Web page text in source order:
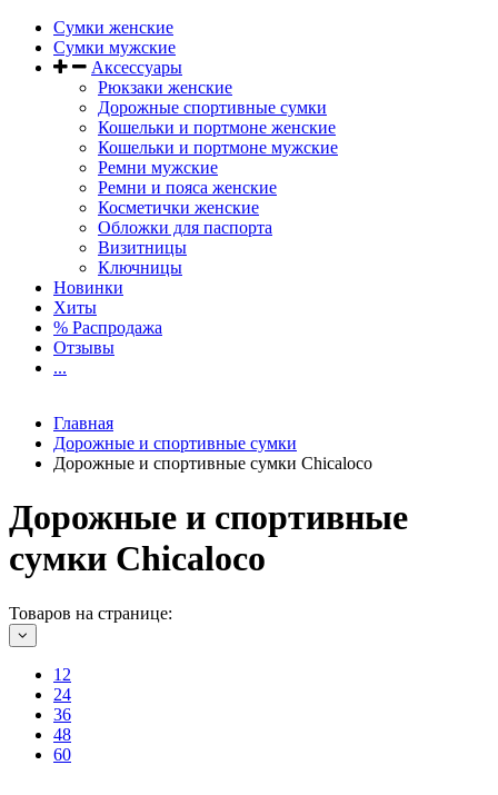
Сумки женские
Сумки мужские
Аксессуары
Рюкзаки женские
Дорожные спортивные сумки
Кошельки и портмоне женские
Кошельки и портмоне мужские
Ремни мужские
Ремни и пояса женские
Косметички женские
Обложки для паспорта
Визитницы
Ключницы
Новинки
Хиты
% Распродажа
Отзывы
...
Главная
Дорожные и спортивные сумки
Дорожные и спортивные сумки Chicaloco
Дорожные и спортивные
сумки Chicaloco
Товаров на странице:
12
24
36
48
60